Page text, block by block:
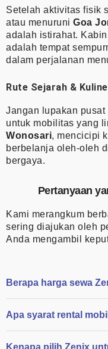
Setelah aktivitas fisik
atau menuruni Goa
adalah istirahat.
adalah tempat
dalam perjalanan
Rute Sejarah &
Jangan lupakan
untuk mobilitas yang
Wonosari, mencicipi
berbelanja oleh-oleh
bergaya.
Pertanyaan
Kami merangkum
sering diajukan oleh
Anda mengambil
Berapa harga sewa
Apa syarat rental
Kenapa pilih Zenix